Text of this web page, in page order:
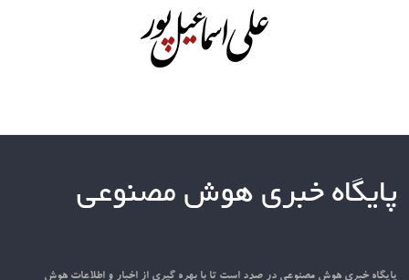
پایگاه خبری هوش مصنوعی
پایگاه خبری هوش مصنوعی در صدد است تا با بهره گیری از اخبار و اطلاعات هوش